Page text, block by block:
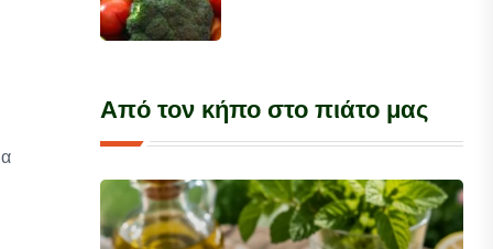
Από τον κήπο στο πιάτο μας